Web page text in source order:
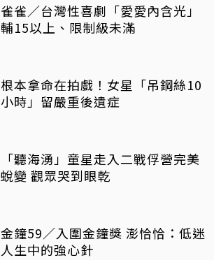
雀雀／台灣性喜劇「愛愛內含光」
輔15以上、限制級未滿
根本拿命在拍戲！女星「吊鋼絲10
小時」留嚴重後遺症
「聽海湧」童星走入二戰俘營完美
蛻變 觀眾哭到眼乾
金鐘59／入圍金鐘獎 澎恰恰：低迷
人生中的強心針